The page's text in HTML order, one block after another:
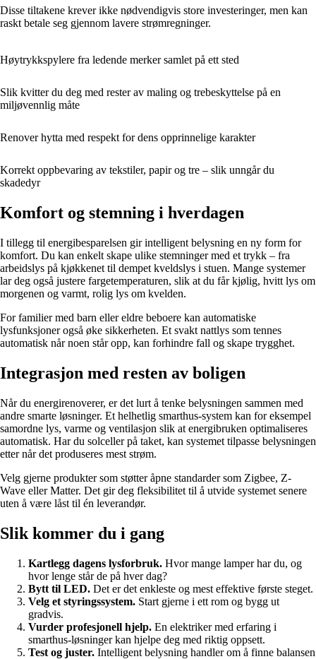
Disse tiltakene krever ikke nødvendigvis store investeringer, men kan
raskt betale seg gjennom lavere strømregninger.
Høytrykkspylere fra ledende merker samlet på ett sted
Slik kvitter du deg med rester av maling og trebeskyttelse på en
miljøvennlig måte
Renover hytta med respekt for dens opprinnelige karakter
Korrekt oppbevaring av tekstiler, papir og tre – slik unngår du
skadedyr
Komfort og stemning i hverdagen
I tillegg til energibesparelsen gir intelligent belysning en ny form for
komfort. Du kan enkelt skape ulike stemninger med et trykk – fra
arbeidslys på kjøkkenet til dempet kveldslys i stuen. Mange systemer
lar deg også justere fargetemperaturen, slik at du får kjølig, hvitt lys om
morgenen og varmt, rolig lys om kvelden.
For familier med barn eller eldre beboere kan automatiske
lysfunksjoner også øke sikkerheten. Et svakt nattlys som tennes
automatisk når noen står opp, kan forhindre fall og skape trygghet.
Integrasjon med resten av boligen
Når du energirenoverer, er det lurt å tenke belysningen sammen med
andre smarte løsninger. Et helhetlig smarthus-system kan for eksempel
samordne lys, varme og ventilasjon slik at energibruken optimaliseres
automatisk. Har du solceller på taket, kan systemet tilpasse belysningen
etter når det produseres mest strøm.
Velg gjerne produkter som støtter åpne standarder som Zigbee, Z-
Wave eller Matter. Det gir deg fleksibilitet til å utvide systemet senere
uten å være låst til én leverandør.
Slik kommer du i gang
Kartlegg dagens lysforbruk. Hvor mange lamper har du, og
hvor lenge står de på hver dag?
Bytt til LED. Det er det enkleste og mest effektive første steget.
Velg et styringssystem. Start gjerne i ett rom og bygg ut
gradvis.
Vurder profesjonell hjelp. En elektriker med erfaring i
smarthus-løsninger kan hjelpe deg med riktig oppsett.
Test og juster. Intelligent belysning handler om å finne balansen